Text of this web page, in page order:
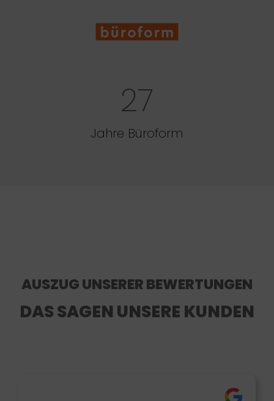
27
Jahre Büroform
AUSZUG UNSERER BEWERTUNGEN
DAS SAGEN UNSERE KUNDEN